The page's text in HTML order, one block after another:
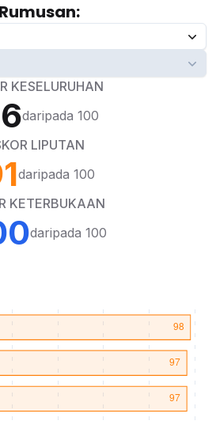
Rumusan:
KESELURUHAN
daripada 100
LIPUTAN
daripada 100
KETERBUKAAN
daripada 100